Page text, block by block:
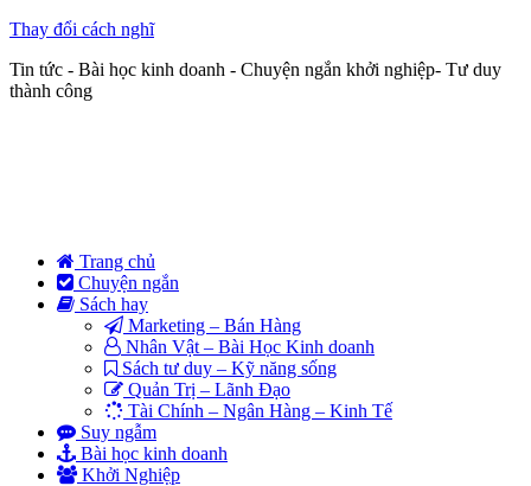
Thay đổi cách nghĩ
Tin tức - Bài học kinh doanh - Chuyện ngắn khởi nghiệp- Tư duy
thành công
Trang chủ
Chuyện ngắn
Sách hay
Marketing – Bán Hàng
Nhân Vật – Bài Học Kinh doanh
Sách tư duy – Kỹ năng sống
Quản Trị – Lãnh Đạo
Tài Chính – Ngân Hàng – Kinh Tế
Suy ngẫm
Bài học kinh doanh
Khởi Nghiệp